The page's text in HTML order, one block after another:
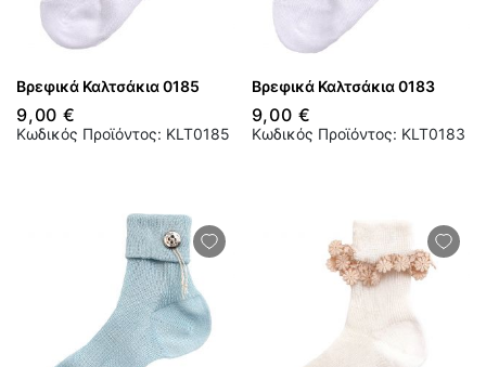
Βρεφικά Καλτσάκια 0185
9,00 €
Κωδικός Προϊόντος: KLT0185
Βρεφικά Καλτσάκια 0183
9,00 €
Κωδικός Προϊόντος: KLT0183